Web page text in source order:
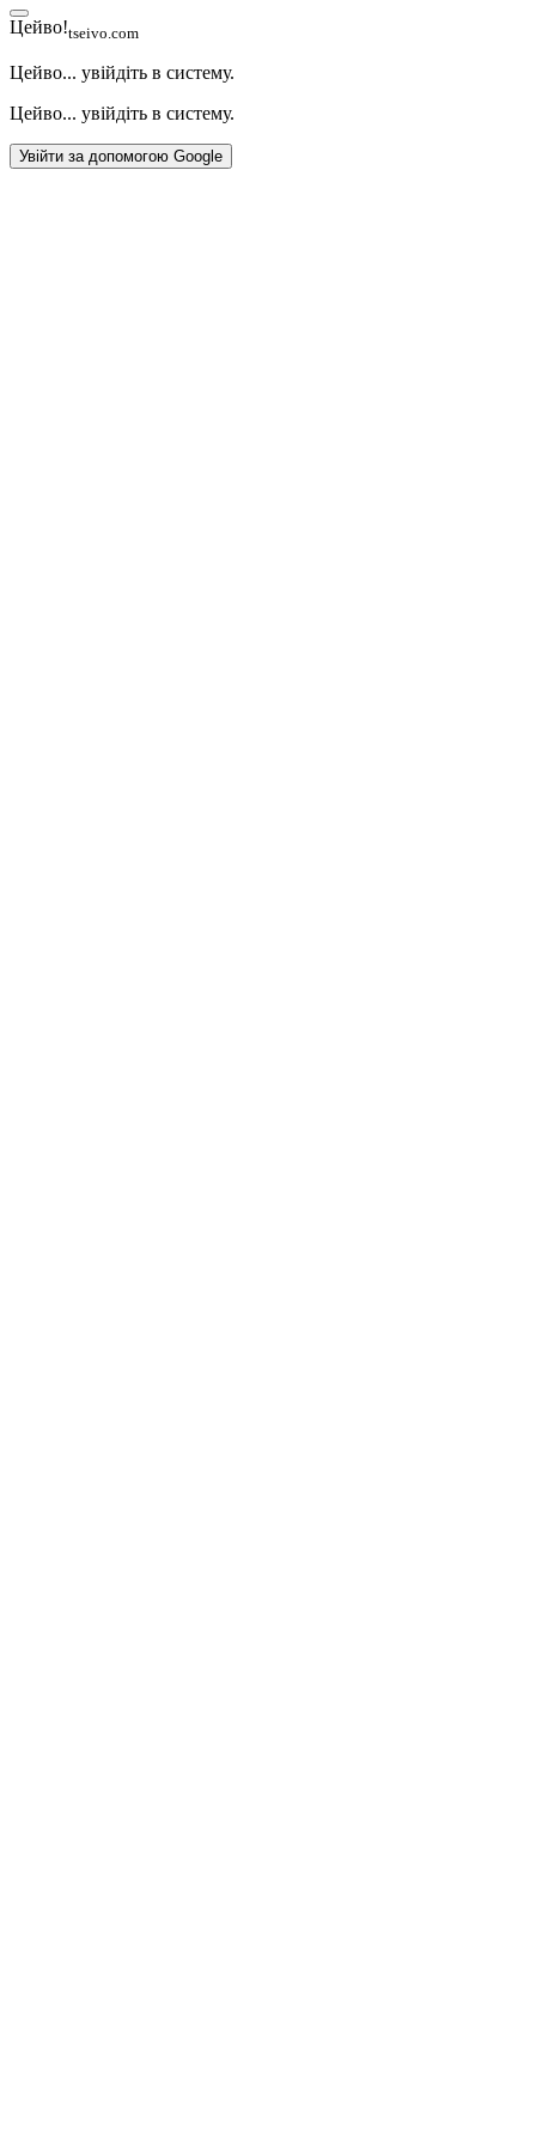
Цейво!tseivo.com
Цейво... увійдіть в систему.
Цейво... увійдіть в систему.
Увійти за допомогою Google